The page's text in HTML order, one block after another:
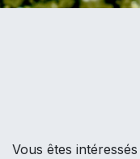
Vous êtes